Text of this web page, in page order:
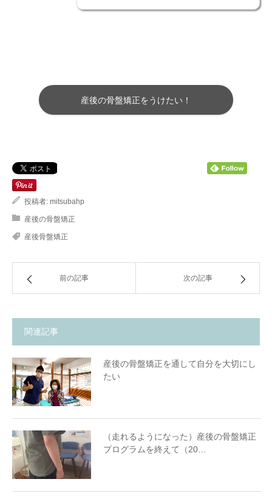
産後の骨盤矯正をうけたい！
投稿者: mitsubahp
産後の骨盤矯正
産後骨盤矯正
前の記事 次の記事
関連記事
産後の骨盤矯正を通して自分を大切にし
たい
（走れるようになった）産後の骨盤矯正
プログラムを終えて（20…